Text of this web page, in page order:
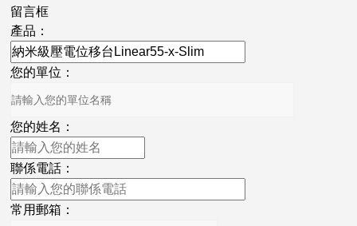
留言框
產品：
您的單位：
您的姓名：
聯係電話：
常用郵箱：